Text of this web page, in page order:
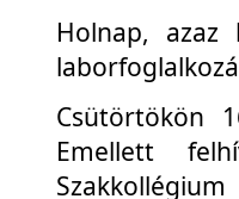
Holnap, azaz
Csütörtökön
Emellett